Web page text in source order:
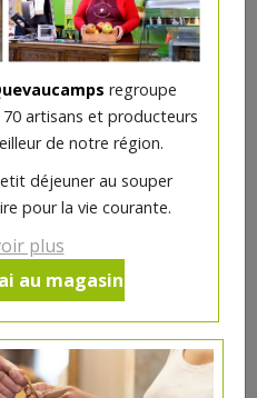
regroupe
artisans et producteurs
de notre région.
déjeuner au souper
pour la vie courante.
plus
au magasin
au lait 42%
de canne non raffiné*;
lait entier* ; masse de